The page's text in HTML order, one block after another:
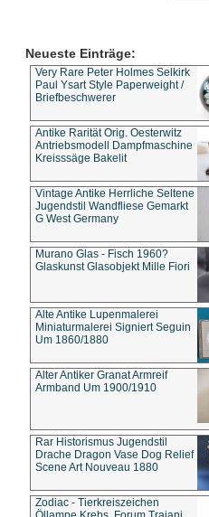
Neueste Einträge:
Very Rare Peter Holmes Selkirk
Paul Ysart Style Paperweight /
Briefbeschwerer
Antike Rarität Orig. Oesterwitz
Antriebsmodell Dampfmaschine
Kreisssäge Bakelit
Vintage Antike Herrliche Seltene
Jugendstil Wandfliese Gemarkt
G West Germany
Murano Glas - Fisch 1960?
Glaskunst Glasobjekt Mille Fiori
Alte Antike Lupenmalerei
Miniaturmalerei Signiert Seguin
Um 1860/1880
Alter Antiker Granat Armreif
Armband Um 1900/1910
Rar Historismus Jugendstil
Drache Dragon Vase Dog Relief
Scene Art Nouveau 1880
Zodiac - Tierkreiszeichen